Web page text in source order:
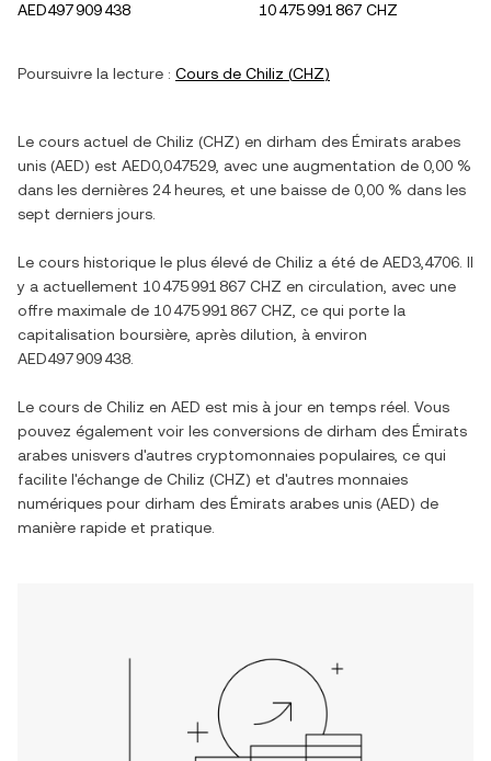
AED497 909 438
10 475 991 867 CHZ
Poursuivre la lecture : Cours de Chiliz (CHZ)
Le cours actuel de Chiliz (CHZ) en dirham des Émirats arabes
unis (AED) est AED0,047529 , avec une augmentation de 0,00 %
dans les dernières 24 heures, et une baisse de 0,00 % dans les
sept derniers jours.
Le cours historique le plus élevé de Chiliz a été de AED3,4706 . Il
y a actuellement 10 475 991 867 CHZ en circulation, avec une
offre maximale de 10 475 991 867 CHZ , ce qui porte la
capitalisation boursière, après dilution, à environ
AED497 909 438
Le cours de Chiliz en AED est mis à jour en temps réel. Vous
pouvez également voir les conversions de dirham des Émirats
arabes unisvers d'autres cryptomonnaies populaires, ce qui
facilite l'échange de Chiliz (CHZ) et d'autres monnaies
numériques pour dirham des Émirats arabes unis (AED) de
manière rapide et pratique.